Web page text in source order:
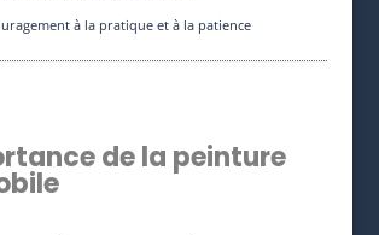
à la pratique et à la patience
de la peinture